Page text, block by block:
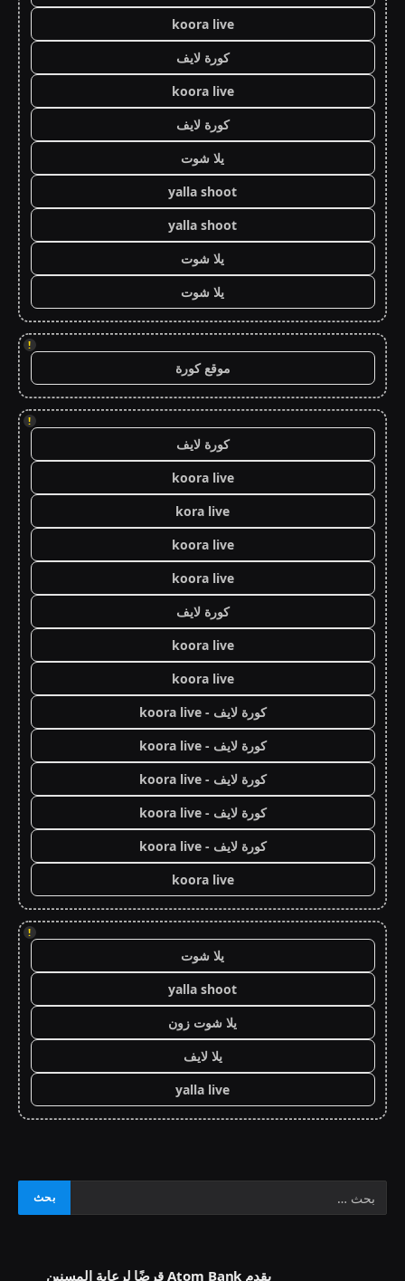
koora live
كورة لايف
koora live
كورة لايف
يلا شوت
yalla shoot
yalla shoot
يلا شوت
يلا شوت
!
موقع كورة
!
كورة لايف
koora live
kora live
koora live
koora live
كورة لايف
koora live
koora live
كورة لايف - koora live
كورة لايف - koora live
كورة لايف - koora live
كورة لايف - koora live
كورة لايف - koora live
koora live
!
يلا شوت
yalla shoot
يلا شوت زون
يلا لايف
yalla live
يقدم Atom Bank قرضًا لرعاية المسنين